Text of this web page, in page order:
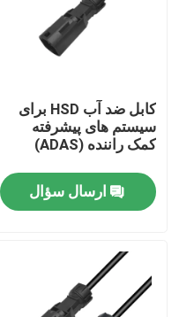
محصولات
فیلم های
درباره ما
تور کارخانه
کابل ضد آب HSD برای
سیستم های پیشرفته
کمک راننده (ADAS)
ارسال سؤال